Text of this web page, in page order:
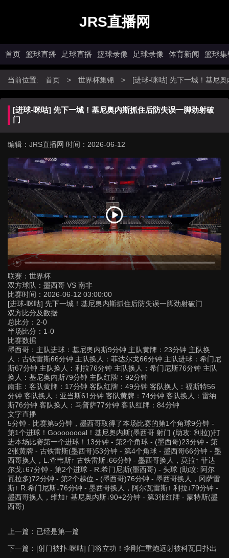
JRS直播网
首页 篮球直播 足球直播 篮球录像 足球录像 体育新闻 篮球集
当前位置: 首页 > 世界杯集锦 > [进球-咪咕] 先下一城！基尼
[进球-咪咕] 先下一城！基尼奥内斯抓住后防失误一脚劲射破
门
编辑：JRS直播网 时间：2026-06-12
联赛： 世界杯
双方球队： 墨西哥 VS 南非
比赛时间： 2026-06-12 03:00:00
[进球-咪咕] 先下一城！基尼奥内斯抓住后防失误一脚劲射破门
双方比分及数据
总比分：2-0
半场比分：1-0
比赛数据
墨西哥：主队进球：基尼奥内斯9分钟 主队黄牌：23分钟 主队换
人：古铁雷斯66分钟 主队换人：菲达尔戈66分钟 主队进球：希门尼
斯67分钟 主队换人：利拉76分钟 主队换人：希门尼斯76分钟 主队
换人：基尼奥内斯79分钟 主队红牌：92分钟
南非：客队黄牌：17分钟 客队红牌：49分钟 客队换人：福斯特56
分钟 客队换人：亚当斯61分钟 客队黄牌：74分钟 客队换人：雷纳
斯76分钟 客队换人：马普萨77分钟 客队红牌：84分钟
文字直播
5分钟 - 比赛第5分钟，墨西哥取得了本场比赛的第1个角球9分钟 -
第1个进球！Goooooooal！基尼奥内斯(墨西哥 射门 (助攻: 利拉))打
进本场比赛第一个进球！13分钟 - 第2个角球 - (墨西哥)23分钟 - 第
2张黄牌 - 古铁雷斯(墨西哥)53分钟 - 第4个角球 - 墨西哥66分钟 - 墨
西哥换人，L.查韦斯↑ 古铁雷斯↓66分钟 - 墨西哥换人，莫拉↑ 菲达
尔戈↓67分钟 - 第2个进球 - R.希门尼斯(墨西哥) - 头球 (助攻: 阿尔
瓦拉多)72分钟 - 第2个越位 - (墨西哥)76分钟 - 墨西哥换人，冈萨雷
斯↑ R.希门尼斯↓76分钟 - 墨西哥换人，阿尔瓦雷斯↑ 利拉↓79分钟 -
墨西哥换人，维加↑ 基尼奥内斯↓90+2分钟 - 第3张红牌 - 蒙特斯(墨
西哥)
上一篇：已经是第一篇
下一篇： [射门被扑-咪咕] 门将立功！李刚仁重炮远射被科瓦日扑出